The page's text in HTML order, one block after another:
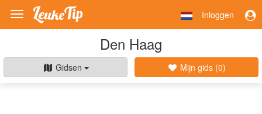
Toggle
navigation
Inloggen
Den Haag
Gidsen Mijn gids (0)